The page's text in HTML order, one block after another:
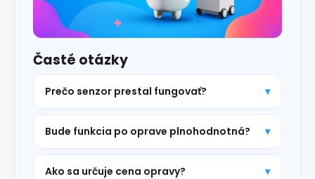
Časté otázky
Prečo senzor prestal fungovať?
Bude funkcia po oprave plnohodnotná?
Ako sa určuje cena opravy?